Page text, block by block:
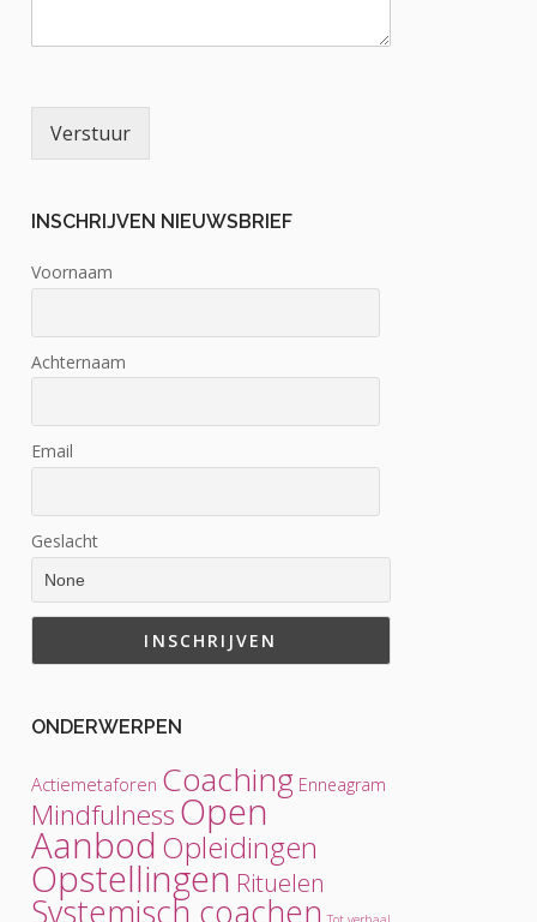
Verstuur
INSCHRIJVEN NIEUWSBRIEF
Voornaam
Achternaam
Email
Geslacht
ONDERWERPEN
Actiemetaforen Coaching Enneagram
MindfulnessOpen
Aanbod Opleidingen
Opstellingen Rituelen
Systemisch coachen